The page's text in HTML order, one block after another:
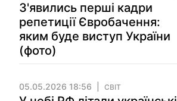
З'явились перші кадри
репетиції Євробачення:
яким буде виступ України
(фото)
05.05.2026 18:56 СВІТ